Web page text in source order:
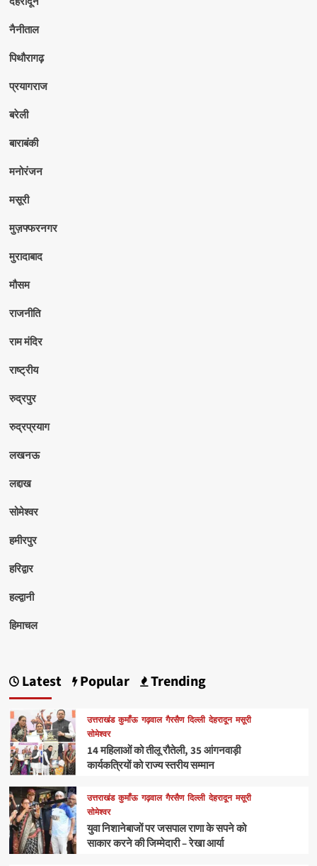
नैनीताल
पिथौरागढ़
प्रयागराज
बरेली
बाराबंकी
मनोरंजन
मसूरी
मुज़फ्फरनगर
मुरादाबाद
मौसम
राजनीति
राम मंदिर
राष्ट्रीय
रुद्रपुर
रुद्रप्रयाग
लखनऊ
लद्दाख
सोमेश्वर
हमीरपुर
हरिद्वार
हल्द्वानी
हिमाचल
Latest Popular Trending
उत्तराखंड कुमाँऊ गढ़वाल गैरसैण दिल्ली देहरादून मसूरी
सोमेश्वर
14 महिलाओं को तीलू रौतेली, 35 आंगनवाड़ी
कार्यकत्रियों को राज्य स्तरीय सम्मान
उत्तराखंड कुमाँऊ गढ़वाल गैरसैण दिल्ली देहरादून मसूरी
सोमेश्वर
युवा निशानेबाजों पर जसपाल राणा के सपने को
साकार करने की जिम्मेदारी – रेखा आर्या